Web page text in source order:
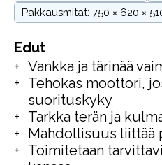
Edut
Vankka ja tärinää
Tehokas moottori,
suorituskyky
Tarkka terän ja
Mahdollisuus liittää
Toimitetaan
Pakkausmitat: 750 × 620 ×